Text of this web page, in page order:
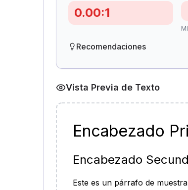
0.00:1
Recomendaciones
Vista Previa de Texto
Encabezado
Encabezado
Este es un párrafo de